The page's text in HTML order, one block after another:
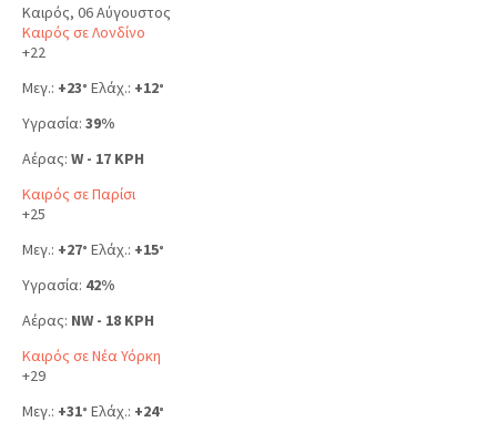
Καιρός, 06 Αύγουστος
Καιρός σε Λονδίνο
+22
Μεγ.: +23° Ελάχ.: +12°
Υγρασία: 39%
Αέρας: W - 17 KPH
Καιρός σε Παρίσι
+25
Μεγ.: +27° Ελάχ.: +15°
Υγρασία: 42%
Αέρας: NW - 18 KPH
Καιρός σε Νέα Υόρκη
+29
Μεγ.: +31° Ελάχ.: +24°